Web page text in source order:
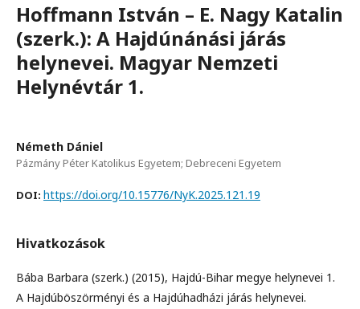
Hoffmann István – E. Nagy Katalin
(szerk.): A Hajdúnánási járás
helynevei. Magyar Nemzeti
Helynévtár 1.
Németh Dániel
Pázmány Péter Katolikus Egyetem; Debreceni Egyetem
DOI: https://doi.org/10.15776/NyK.2025.121.19
Hivatkozások
Bába Barbara (szerk.) (2015), Hajdú-Bihar megye helynevei 1.
A Hajdúböszörményi és a Hajdúhadházi járás helynevei.